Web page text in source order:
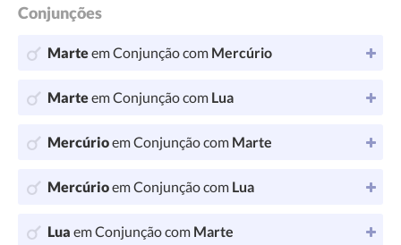
Conjunções
Marteem Conjunção com Mercúrio
Marteem Conjunção com Lua
Mercúrioem Conjunção com Marte
Mercúrioem Conjunção com Lua
Lua em Conjunção com Marte